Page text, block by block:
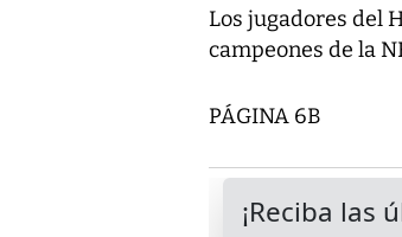
Los jugadores del
campeones de la
PÁGINA 6B